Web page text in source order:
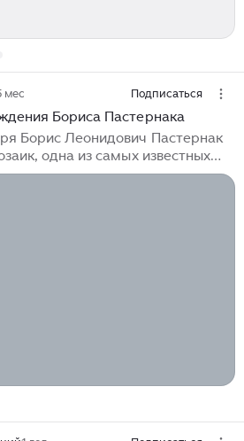
мес Подписаться
Бориса Пастернака
Борис Леонидович Пастернак
одна из самых известных
первых советских